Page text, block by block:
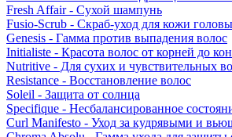
Fresh Affair - Сухой шампунь
Fusio-Scrub - Скраб-уход для кожи
Genesis - Гамма против выпадения волос
Initialiste - Красота волос от корней до
Nutritive - Для сухих и чувствительных
Resistance - Восстановление волос
Soleil - Защита от солнца
Specifique - Несбалансированное
Curl Manifesto - Уход за кудрявыми и